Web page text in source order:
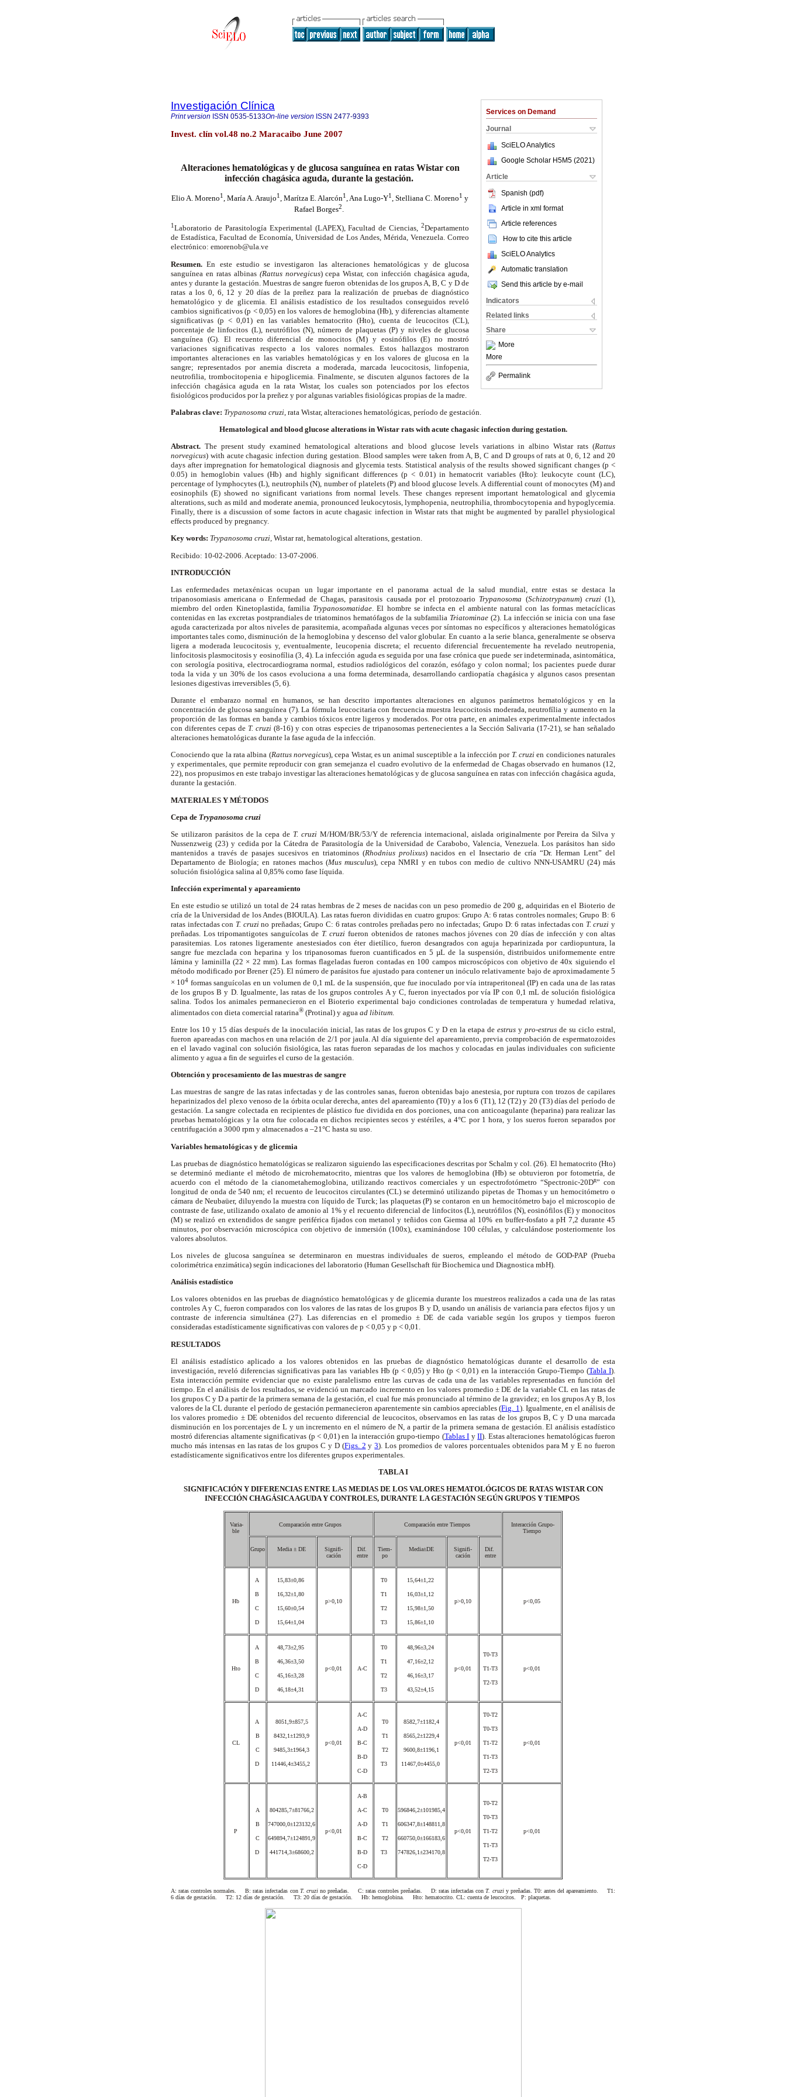
Services on Demand
Journal
SciELO Analytics
Google Scholar H5M5 (2021 )
Article
Spanish (pdf)
Article in xml format
Article references
How to cite this article
SciELO Analytics
Automatic translation
Send this article by e-mail
Indicators
Related links
Share
More
More
Permalink
Investigación Clínica
Print version ISSN 0535-5133On-line version ISSN 2477-9393
Invest. clín vol.48 no.2 Maracaibo June 2007
Alteraciones hematológicas y de glucosa sanguínea en ratas Wistar con
infección chagásica aguda, durante la gestación.
Elio A. Moreno1 , María A. Araujo1 , Marítza E. Alarcón1 , Ana Lugo-Y1 , Stelliana C. Moreno1 y
Rafael Borges2
1Laboratorio de Parasitología Experimental (LAPEX), Facultad de Ciencias, 2Departamento
de Estadística, Facultad de Economía, Universidad de Los Andes, Mérida, Venezuela. Correo
electrónico: emorenob@ula.ve
Resumen.En este estudio se investigaron las alteraciones hematológicas y de glucosa
sanguínea en ratas albinas (Rattus norvegicus) cepa Wistar, con infección chagásica aguda,
antes y durante la gestación. Muestras de sangre fueron obtenidas de los grupos A, B, C y D de
ratas a los 0, 6, 12 y 20 días de la preñez para la realización de pruebas de diagnóstico
hematológico y de glicemia. El análisis estadístico de los resultados conseguidos reveló
cambios significativos (p < 0,05) en los valores de hemoglobina (Hb), y diferencias altamente
significativas (p < 0,01) en las variables hematocrito (Hto), cuenta de leucocitos (CL),
porcentaje de linfocitos (L), neutrófilos (N), número de plaquetas (P) y niveles de glucosa
sanguínea (G). El recuento diferencial de monocitos (M) y eosinófilos (E) no mostró
variaciones significativas respecto a los valores normales. Estos hallazgos mostraron
importantes alteraciones en las variables hematológicas y en los valores de glucosa en la
sangre; representados por anemia discreta a moderada, marcada leucocitosis, linfopenia,
neutrofilia, trombocitopenia e hipoglicemia. Finalmente, se discuten algunos factores de la
infección chagásica aguda en la rata Wistar, los cuales son potenciados por los efectos
fisiológicos producidos por la preñez y por algunas variables fisiológicas propias de la madre.
Palabras clave: Trypanosoma cruzi , rata Wistar, alteraciones hematológicas, período de gestación.
Hematological and blood glucose alterations in Wistar rats with acute chagasic infection during gestation.
Abstract.The present study examined hematological alterations and blood glucose levels variations in albino Wistar rats (Rattus
norvegicus) with acute chagasic infection during gestation. Blood samples were taken from A, B, C and D groups of rats at 0, 6, 12 and 20
days after impregnation for hematological diagnosis and glycemia tests. Statistical analysis of the results showed significant changes (p <
0.05) in hemoglobin values (Hb) and highly significant differences (p < 0.01) in hematocrit variables (Hto): leukocyte count (LC),
percentage of lymphocytes (L), neutrophils (N), number of platelets (P) and blood glucose levels. A differential count of monocytes (M) and
eosinophils (E) showed no significant variations from normal levels. These changes represent important hematological and glycemia
alterations, such as mild and moderate anemia, pronounced leukocytosis, lymphopenia, neutrophilia, thrombocytopenia and hypoglycemia.
Finally, there is a discussion of some factors in acute chagasic infection in Wistar rats that might be augmented by parallel physiological
effects produced by pregnancy.
Key words: Trypanosoma cruzi, Wistar rat, hematological alterations, gestation.
Recibido: 10-02-2006. Aceptado: 13-07-2006.
INTRODUCCIÓN
Las enfermedades metaxénicas ocupan un lugar importante en el panorama actual de la salud mundial, entre estas se destaca la
tripanosomiasis americana o Enfermedad de Chagas, parasitosis causada por el protozoario Trypanosoma (Schizotrypanum)cruzi(1),
miembro del orden Kinetoplastida, familia Trypanosomatidae . El hombre se infecta en el ambiente natural con las formas metacíclicas
contenidas en las excretas postprandiales de triatominos hematófagos de la subfamilia Triatominae (2). La infección se inicia con una fase
aguda caracterizada por altos niveles de parasitemia, acompañada algunas veces por síntomas no específicos y alteraciones hematológicas
importantes tales como, disminución de la hemoglobina y descenso del valor globular. En cuanto a la serie blanca, generalmente se observa
ligera a moderada leucocitosis y, eventualmente, leucopenia discreta; el recuento diferencial frecuentemente ha revelado neutropenia,
linfocitosis plasmocitosis y eosinofília (3, 4). La infección aguda es seguida por una fase crónica que puede ser indeterminada, asintomática,
con serología positiva, electrocardiograma normal, estudios radiológicos del corazón, esófago y colon normal; los pacientes puede durar
toda la vida y un 30% de los casos evoluciona a una forma determinada, desarrollando cardiopatía chagásica y algunos casos presentan
lesiones digestivas irreversibles (5, 6).
Durante el embarazo normal en humanos, se han descrito importantes alteraciones en algunos parámetros hematológicos y en la
concentración de glucosa sanguínea (7). La fórmula leucocitaria con frecuencia muestra leucocitosis moderada, neutrofília y aumento en la
proporción de las formas en banda y cambios tóxicos entre ligeros y moderados. Por otra parte, en animales experimentalmente infectados
con diferentes cepas de T. cruzi(8-16) y con otras especies de tripanosomas pertenecientes a la Sección Salivaria (17-21), se han señalado
alteraciones hematológicas durante la fase aguda de la infección.
Conociendo que la rata albina (Rattus norvegicus), cepa Wistar, es un animal susceptible a la infección por T. cruzi en condiciones naturales
y experimentales, que permite reproducir con gran semejanza el cuadro evolutivo de la enfermedad de Chagas observado en humanos (12,
22), nos propusimos en este trabajo investigar las alteraciones hematológicas y de glucosa sanguínea en ratas con infección chagásica aguda,
durante la gestación.
MATERIALES Y MÉTODOS
Cepa de Trypanosoma cruzi
Se utilizaron parásitos de la cepa de T. cruziM/HOM/BR/53/Y de referencia internacional, aislada originalmente por Pereira da Silva y
Nussenzweig (23) y cedida por la Cátedra de Parasitología de la Universidad de Carabobo, Valencia, Venezuela. Los parásitos han sido
mantenidos a través de pasajes sucesivos en triatominos (Rhodnius prolixus) nacidos en el Insectario de cría “Dr. Herman Lent” del
Departamento de Biología; en ratones machos (Mus musculus), cepa NMRI y en tubos con medio de cultivo NNN-USAMRU (24) más
solución fisiológica salina al 0,85% como fase líquida.
Infección experimental y apareamiento
En este estudio se utilizó un total de 24 ratas hembras de 2 meses de nacidas con un peso promedio de 200 g, adquiridas en el Bioterio de
cría de la Universidad de los Andes (BIOULA). Las ratas fueron divididas en cuatro grupos: Grupo A: 6 ratas controles normales; Grupo B: 6
ratas infectadas con T. cruzino preñadas; Grupo C: 6 ratas controles preñadas pero no infectadas; Grupo D: 6 ratas infectadas con T. cruzi y
preñadas. Los tripomantigotes sanguícolas de T. cruzi fueron obtenidos de ratones machos jóvenes con 20 días de infección y con altas
parasitemias. Los ratones ligeramente anestesiados con éter dietílico, fueron desangrados con aguja heparinizada por cardiopuntura, la
sangre fue mezclada con heparina y los tripanosomas fueron cuantificados en 5 µL de la suspensión, distribuidos uniformemente entre
lámina y laminilla (22 × 22 mm). Las formas flageladas fueron contadas en 100 campos microscópicos con objetivo de 40x siguiendo el
método modificado por Brener (25). El número de parásitos fue ajustado para contener un inóculo relativamente bajo de aproximadamente 5
× 104 formas sanguícolas en un volumen de 0,1 mL de la suspensión, que fue inoculado por vía intraperitoneal (IP) en cada una de las ratas
de los grupos B y D. Igualmente, las ratas de los grupos controles A y C, fueron inyectados por vía IP con 0,1 mL de solución fisiológica
salina. Todos los animales permanecieron en el Bioterio experimental bajo condiciones controladas de temperatura y humedad relativa,
alimentados con dieta comercial ratarina® (Protinal) y agua ad libitum
Entre los 10 y 15 días después de la inoculación inicial, las ratas de los grupos C y D en la etapa deestrusypro-estrus de su ciclo estral,
fueron apareadas con machos en una relación de 2/1 por jaula. Al día siguiente del apareamiento, previa comprobación de espermatozoides
en el lavado vaginal con solución fisiológica, las ratas fueron separadas de los machos y colocadas en jaulas individuales con suficiente
alimento y agua a fin de seguirles el curso de la gestación.
Obtención y procesamiento de las muestras de sangre
Las muestras de sangre de las ratas infectadas y de las controles sanas, fueron obtenidas bajo anestesia, por ruptura con trozos de capilares
heparinizados del plexo venoso de la órbita ocular derecha, antes del apareamiento (T0) y a los 6 (T1), 12 (T2) y 20 (T3) días del período de
gestación. La sangre colectada en recipientes de plástico fue dividida en dos porciones, una con anticoagulante (heparina) para realizar las
pruebas hematológicas y la otra fue colocada en dichos recipientes secos y estériles, a 4°C por 1 hora, y los sueros fueron separados por
centrifugación a 3000 rpm y almacenados a –21°C hasta su uso.
Variables hematológicas y de glicemia
Las pruebas de diagnóstico hematológicas se realizaron siguiendo las especificaciones descritas por Schalm y col. (26). El hematocrito (Hto)
se determinó mediante el método de microhematocrito, mientras que los valores de hemoglobina (Hb) se obtuvieron por fotometría, de
acuerdo con el método de la cianometahemoglobina, utilizando reactivos comerciales y un espectrofotómetro “Spectronic-20DR” con
longitud de onda de 540 nm; el recuento de leucocitos circulantes (CL) se determinó utilizando pipetas de Thomas y un hemocitómetro o
cámara de Neubaüer, diluyendo la muestra con líquido de Turck; las plaquetas (P) se contaron en un hemocitómetro bajo el microscopio de
contraste de fase, utilizando oxalato de amonio al 1% y el recuento diferencial de linfocitos (L), neutrófilos (N), eosinófilos (E) y monocitos
(M) se realizó en extendidos de sangre periférica fijados con metanol y teñidos con Giemsa al 10% en buffer-fosfato a pH 7,2 durante 45
minutos, por observación microscópica con objetivo de inmersión (100x), examinándose 100 células, y calculándose posteriormente los
valores absolutos.
Los niveles de glucosa sanguínea se determinaron en muestras individuales de sueros, empleando el método de GOD-PAP (Prueba
colorimétrica enzimática) según indicaciones del laboratorio (Human Gesellschaft für Biochemica und Diagnostica mbH).
Análisis estadístico
Los valores obtenidos en las pruebas de diagnóstico hematológicas y de glicemia durante los muestreos realizados a cada una de las ratas
controles A y C, fueron comparados con los valores de las ratas de los grupos B y D, usando un análisis de variancia para efectos fijos y un
contraste de inferencia simultánea (27). Las diferencias en el promedio ± DE de cada variable según los grupos y tiempos fueron
consideradas estadísticamente significativas con valores de p < 0,05 y p < 0,01.
RESULTADOS
El análisis estadístico aplicado a los valores obtenidos en las pruebas de diagnóstico hematológicas durante el desarrollo de esta
investigación, reveló diferencias significativas para las variables Hb (p < 0,05) y Hto (p < 0,01) en la interacción Grupo-Tiempo (Tabla I).
Esta interacción permite evidenciar que no existe paralelismo entre las curvas de cada una de las variables representadas en función del
tiempo. En el análisis de los resultados, se evidenció un marcado incremento en los valores promedio ± DE de la variable CL en las ratas de
los grupos C y D a partir de la primera semana de la gestación, el cual fue más pronunciado al término de la gravidez; en los grupos A y B, los
valores de la CL durante el período de gestación permanecieron aparentemente sin cambios apreciables (Fig. 1 ). Igualmente, en el análisis de
los valores promedio ± DE obtenidos del recuento diferencial de leucocitos, observamos en las ratas de los grupos B, C y D una marcada
disminución en los porcentajes de L y un incremento en el número de N, a partir de la primera semana de gestación. El análisis estadístico
mostró diferencias altamente significativas (p < 0,01) en la interacción grupo-tiempo (Tablas I yII). Estas alteraciones hematológicas fueron
mucho más intensas en las ratas de los grupos C y D (Figs. 2 y3). Los promedios de valores porcentuales obtenidos para M y E no fueron
estadísticamente significativos entre los diferentes grupos experimentales.
TABLA I
SIGNIFICACIÓN Y DIFERENCIAS ENTRE LAS MEDIAS DE LOS VALORES HEMATOLÓGICOS DE RATAS WISTAR CON
INFECCIÓN CHAGÁSICA AGUDA Y CONTROLES, DURANTE LA GESTACIÓN SEGÚN GRUPOS Y TIEMPOS
Varia-
ble
Comparación entre Grupos Comparación entre Tiempos
Interacción Grupo-
Tiempo
Grupo Media ± DE
Signifi-
cación
Dif.
entre
Tiem-
po
Media±DE
Signifi-
cación
Dif.
entre
Hb
A
B
C
D
15,83±0,86
16,32±1,80
15,60±0,54
15,64±1,04
p>0,10
T0
T1
T2
T3
15,64±1,22
16,03±1,12
15,98±1,50
15,86±1,10
p>0,10 p<0,05
Hto
A
B
C
D
48,73±2,95
46,36±3,50
45,16±3,28
46,18±4,31
p<0,01 A-C
T0
T1
T2
T3
48,96±3,24
47,16±2,12
46,16±3,17
43,52±4,15
p<0,01
T0-T3
T1-T3
T2-T3
p<0,01
CL
A
B
C
D
8051,9±857,5
8432,1±1293,9
9485,3±1964,3
11446,4±3455,2
p<0,01
A-C
A-D
B-C
B-D
C-D
T0
T1
T2
T3
8582,7±1182,4
8565,2±1229,4
9600,8±1196,1
11467,0±4455,0
p<0,01
T0-T2
T0-T3
T1-T2
T1-T3
T2-T3
p<0,01
P
A
B
C
D
804285,7±81766,2
747000,0±123132,6
649894,7±124891,9
441714,3±68600,2
p<0,01
A-B
A-C
A-D
B-C
B-D
C-D
T0
T1
T2
T3
596846,2±101985,4
606347,8±148811,8
660750,0±166183,6
747826,1±234170,8
p<0,01
T0-T2
T0-T3
T1-T2
T1-T3
T2-T3
p<0,01
A: ratas controles normales. B: ratas infectadas con T. cruzino preñadas. C: ratas controles preñadas. D: ratas infectadas conT. cruziy preñadas. T0: antes del apareamiento. T1:
6 días de gestación. T2: 12 días de gestación. T3: 20 días de gestación. Hb: hemoglobina. Hto: hematocrito. CL: cuenta de leucocitos. P: plaquetas.